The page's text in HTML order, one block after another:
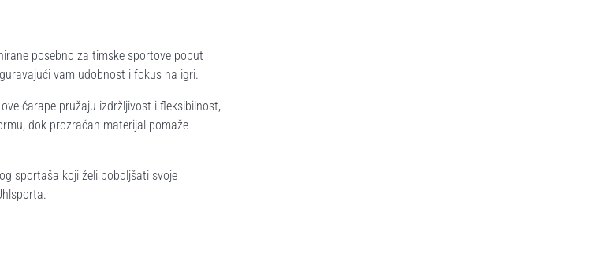
posebno za timske sportove poput
vam udobnost i fokus na igri.
čarape pružaju izdržljivost i fleksibilnost,
dok prozračan materijal pomaže
sportaša koji želi poboljšati svoje